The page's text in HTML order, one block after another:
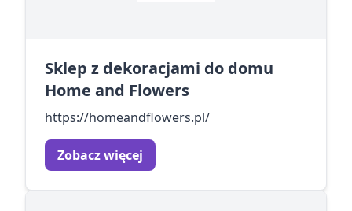
Sklep z dekoracjami do domu
Home and Flowers
https://homeandflowers.pl/
Zobacz więcej